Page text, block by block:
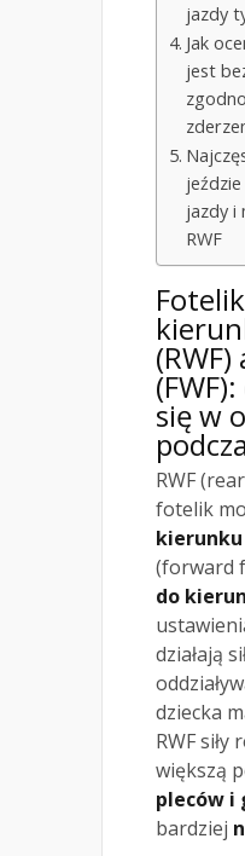
jazdy
Jak
jest
jazdy i
RWF
się w
RWF
fotelik
(forward
do
działają
dziecka
RWF siły
większą
pleców i
bardziej